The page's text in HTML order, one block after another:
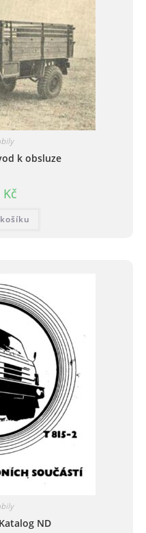
k obsluze
Kč
ND